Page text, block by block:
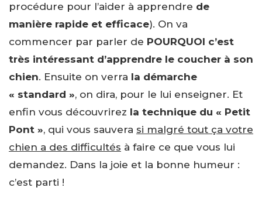
procédure pour l’aider à apprendre de
manière rapide et efficace). On va
commencer par parler de POURQUOI c’est
très intéressant d’apprendre le coucher à son
chien. Ensuite on verra la démarche
« standard », on dira, pour le lui enseigner. Et
enfin vous découvrirez la technique du « Petit
Pont », qui vous sauvera si malgré tout ça votre
chien a des difficultés à faire ce que vous lui
demandez. Dans la joie et la bonne humeur :
c’est parti !